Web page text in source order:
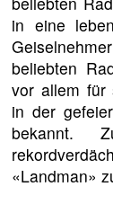
in eine
beliebten
vor allem für
in der
bekannt.
«Landman»